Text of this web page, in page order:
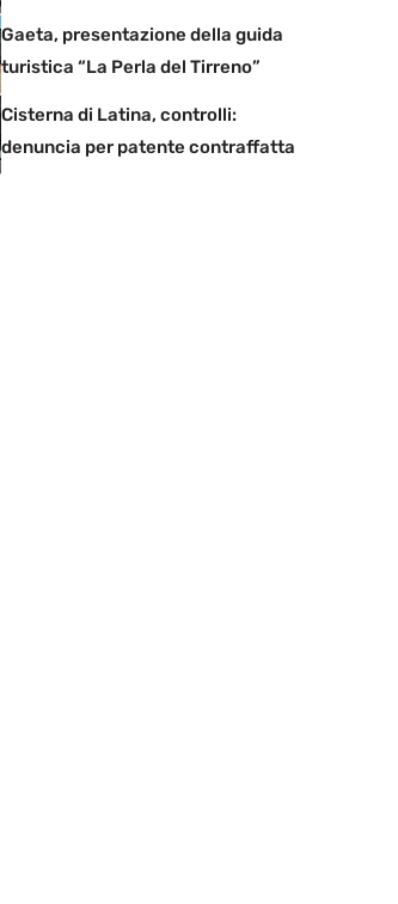
Gaeta, presentazione della guida
turistica “La Perla del Tirreno”
Cisterna di Latina, controlli:
denuncia per patente contraffatta